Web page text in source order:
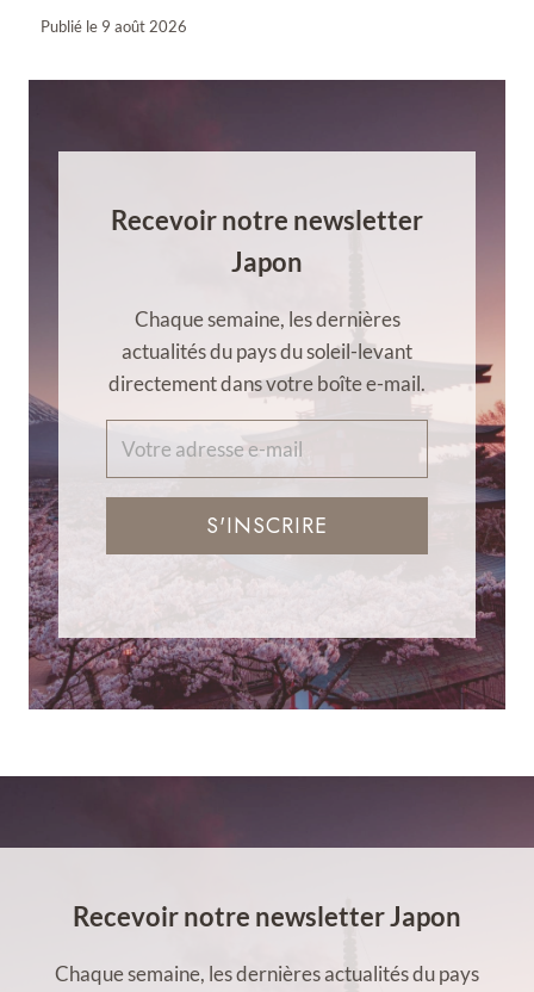
Publié le 9 août 2026
Recevoir notre newsletter
Japon
Chaque semaine, les dernières
actualités du pays du soleil-levant
directement dans votre boîte e-mail.
S'INSCRIRE
Recevoir notre newsletter Japon
Chaque semaine, les dernières actualités du pays